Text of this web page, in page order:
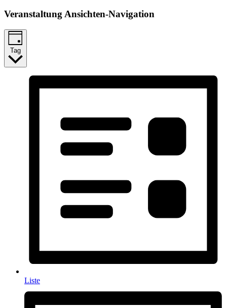
Veranstaltung Ansichten-Navigation
Tag
Liste